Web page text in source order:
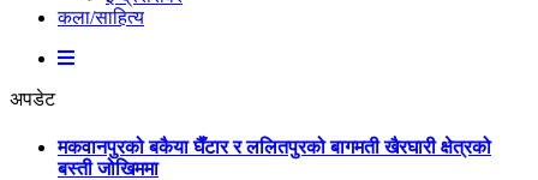
कला/साहित्य
अपडेट
मकवानपुरको बकैया घैँटार र ललितपुरको बागमती खैरघारी क्षेत्रको
बस्ती जोखिममा